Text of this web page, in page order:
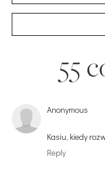
55
Anonymous
Kasiu, kiedy
Reply